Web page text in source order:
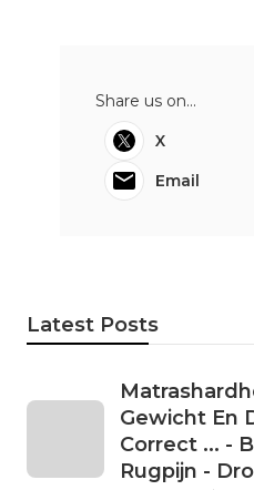
Share us on...
X
Email
Latest Posts
Gewicht En
Correct ... -
Rugpijn -